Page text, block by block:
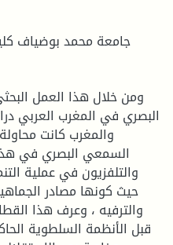
جامعة محمد بوضياف
ومن خلال هذا العمل
البصري في المغرب العربي
والمغرب كانت
السمعي البصري في
والتلفزيون في عملية
حيث كونها مصادر
والترفيه ، وعرف هذا
قبل الأنظمة السلطوية